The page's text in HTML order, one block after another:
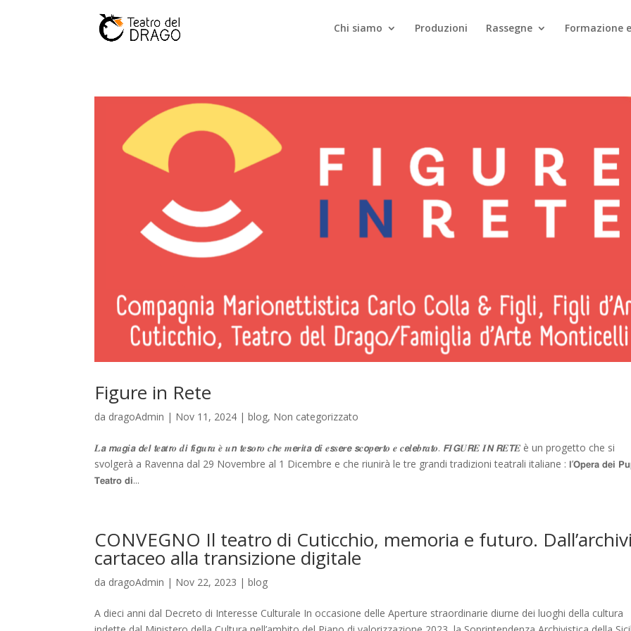
Chi siamo Produzioni Rassegne Formazione
Figure in Rete
da dragoAdmin | Nov 11, 2024 |blog, Non categorizzato
𝑳𝙖 𝙢𝒂𝙜𝒊𝙖 𝙙𝒆𝙡 𝙩𝒆𝙖𝒕𝙧𝒐 𝒅𝙞 𝙛𝒊𝙜𝒖𝙧𝒂 𝒆̀ 𝒖𝙣 𝙩𝒆𝙨𝒐𝙧𝒐 𝒄𝙝𝒆 𝒎𝙚𝒓𝙞𝒕𝙖 𝙙𝒊 𝒆𝙨𝒔𝙚𝒓𝙚 𝙨𝒄𝙤𝒑𝙚𝒓𝙩𝒐 𝒆 𝒄𝙚𝒍𝙚𝒃𝙧𝒂𝙩𝒐. 𝙁𝑰𝙂𝑼𝙍𝑬 𝑰𝙉 𝙍𝑬𝙏𝑬 è un progetto che si
svolgerà a Ravenna dal 29 Novembre al 1 Dicembre e che riunirà le tre grandi tradizioni teatrali italiane : 𝗹’𝗢𝗽𝗲𝗿𝗮 𝗱𝗲𝗶
𝗧𝗲𝗮𝘁𝗿𝗼 𝗱𝗶...
CONVEGNO Il teatro di Cuticchio, memoria e futuro.
cartaceo alla transizione digitale
da dragoAdmin | Nov 22, 2023 |blog
A dieci anni dal Decreto di Interesse Culturale In occasione delle Aperture straordinarie diurne dei luoghi della cultura